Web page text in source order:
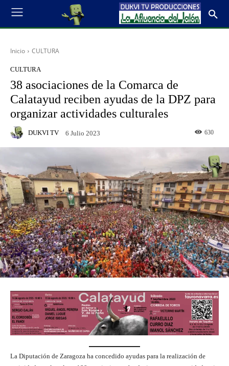
Inicio CULTURA
CULTURA
38 asociaciones de la Comarca de
Calatayud reciben ayudas de la DPZ para
organizar actividades culturales
DUKVI TV 6 Julio 2023 630
La Diputación de Zaragoza ha concedido ayudas para la realización de